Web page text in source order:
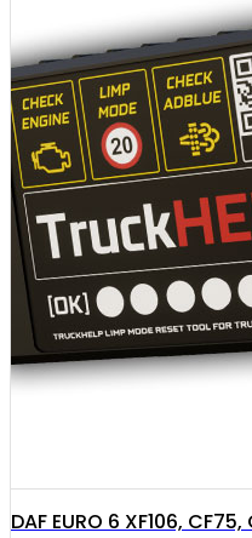
DAF EURO 6 XF106,